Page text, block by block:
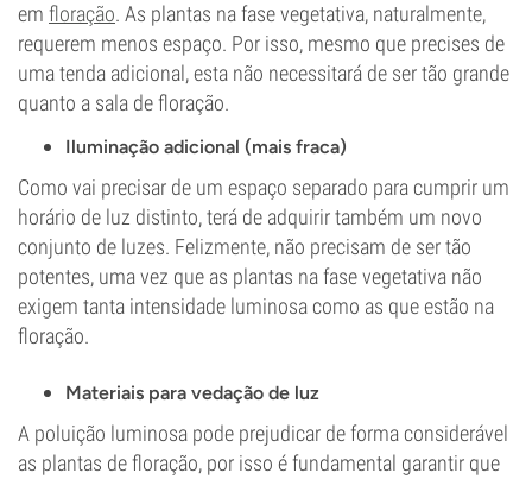
em floração. As plantas na fase vegetativa, naturalmente,
requerem menos espaço. Por isso, mesmo que precises de
uma tenda adicional, esta não necessitará de ser tão grande
quanto a sala de floração.
Iluminação adicional (mais fraca)
Como vai precisar de um espaço separado para cumprir um
horário de luz distinto, terá de adquirir também um novo
conjunto de luzes. Felizmente, não precisam de ser tão
potentes, uma vez que as plantas na fase vegetativa não
exigem tanta intensidade luminosa como as que estão na
floração.
Materiais para vedação de luz
A poluição luminosa pode prejudicar de forma considerável
as plantas de floração, por isso é fundamental garantir que